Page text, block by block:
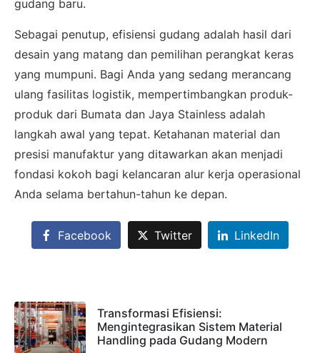
gudang baru.
Sebagai penutup, efisiensi gudang adalah hasil dari
desain yang matang dan pemilihan perangkat keras
yang mumpuni. Bagi Anda yang sedang merancang
ulang fasilitas logistik, mempertimbangkan produk-
produk dari Bumata dan Jaya Stainless adalah
langkah awal yang tepat. Ketahanan material dan
presisi manufaktur yang ditawarkan akan menjadi
fondasi kokoh bagi kelancaran alur kerja operasional
Anda selama bertahun-tahun ke depan.
Facebook Twitter LinkedIn
Transformasi Efisiensi:
Mengintegrasikan Sistem Material
Handling pada Gudang Modern
SALES ASSISTANCE
Hubungi Tim Sales
Konsultasikan kebutuhan proyek Anda, dapatkan
estimasi cepat via WhatsApp.
Admin 1
6281310045708
CHAT
Admin 2
62811893101